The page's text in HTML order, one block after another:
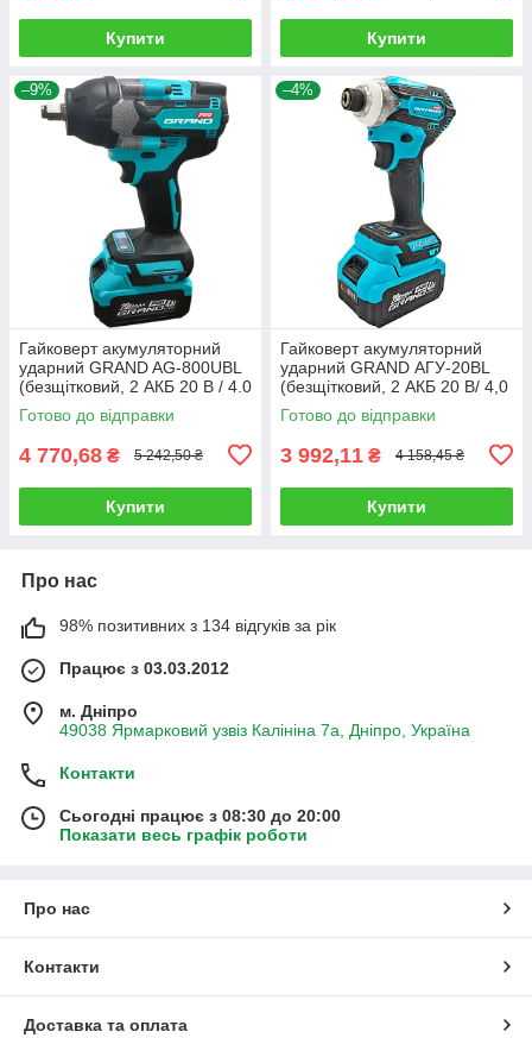
Купити Купити
–9%
Гайковерт акумуляторний
ударний GRAND AG-800UBL
(безщітковий, 2 АКБ 20 В / 4.0
Ач, зарядне)
Готово до відправки
4 770,68 ₴ 5 242,50 ₴
Купити
–4%
Гайковерт акумуляторний
ударний GRAND АГУ-20BL
(безщітковий, 2 АКБ 20 В/ 4,0
Ач, зарядне)
Готово до відправки
3 992,11 ₴ 4 158,45 ₴
Купити
Про нас
98% позитивних з 134 відгуків за рік
Працює з 03.03.2012
м. Дніпро
49038 Ярмарковий узвіз Калініна 7а, Дніпро, Україна
Контакти
Сьогодні працює з 08:30 до 20:00
Показати весь графік роботи
Про нас
Контакти
Доставка та оплата